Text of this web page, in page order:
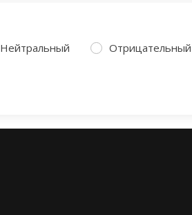
Нейтральный Отрицательный